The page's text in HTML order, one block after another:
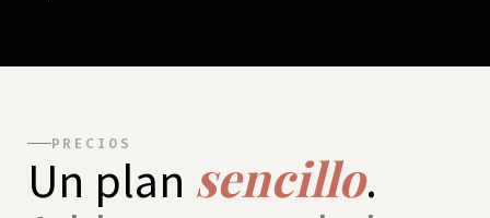
PRECIOS
Un plan sencillo.